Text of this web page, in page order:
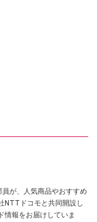
員が、人気商品やおすすめ
NTTドコモと共同開設し
情報をお届けしていま